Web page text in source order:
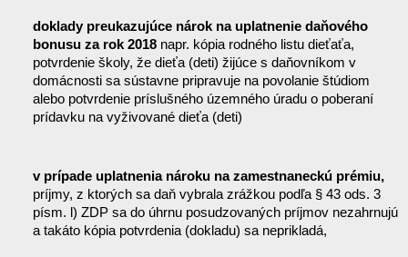
doklady preukazujúce nárok na uplatnenie daňového
bonusu za rok 2018 napr. kópia rodného listu dieťaťa,
potvrdenie školy, že dieťa (deti) žijúce s daňovníkom v
domácnosti sa sústavne pripravuje na povolanie štúdiom
alebo potvrdenie príslušného územného úradu o poberaní
prídavku na vyživované dieťa (deti)
v prípade uplatnenia nároku na zamestnaneckú prémiu,
príjmy, z ktorých sa daň vybrala zrážkou podľa § 43 ods. 3
písm. l) ZDP sa do úhrnu posudzovaných príjmov nezahrnujú
a takáto kópia potvrdenia (dokladu) sa neprikladá,